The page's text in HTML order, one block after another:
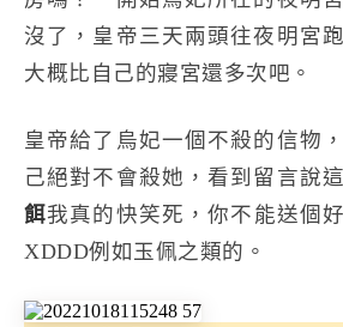
沒了，皇帝三天兩頭往夜明宮
大概比自己的寢宮還多次吧。
皇帝給了烏妃一個不殺的信物
己絕對不會殺她，看到留言說
餌我真的快笑死，你不能送個
XDDD例如玉佩之類的。